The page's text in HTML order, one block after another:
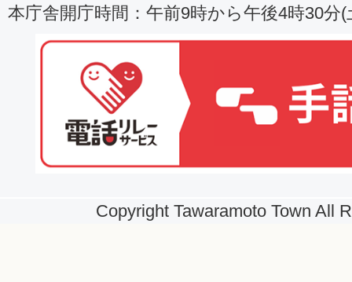
本庁舎開庁時間：午前9時から午後4時30分
Copyright Tawaramoto Town All